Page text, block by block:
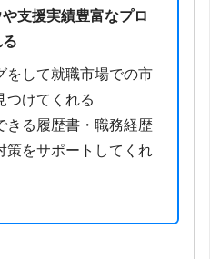
支援実績豊富なプロ
をして就職市場での市
つけてくれる
きる履歴書・職務経歴
策をサポートしてくれ